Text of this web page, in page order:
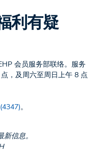
利有疑
会员服务部联络。服务
，及周六至周日上午 8 点
。
信息。